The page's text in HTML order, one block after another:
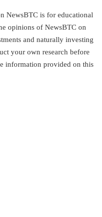
NewsBTC is for educational
opinions of NewsBTC on
and naturally investing
your own research before
information provided on this